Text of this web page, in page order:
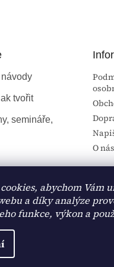
abychom Vám
a díky analýze
funkce, výkon a
tvořit
semináře,
O nás